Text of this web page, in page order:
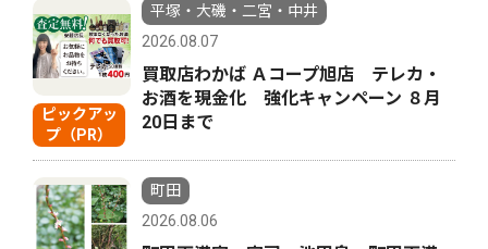
ピックアッ
プ（PR）
平塚・大磯・二宮・中井
2026.08.07
買取店わかば Ａコープ旭店 テレカ・
お酒を現金化 強化キャンペーン ８月
20日まで
町田
2026.08.06